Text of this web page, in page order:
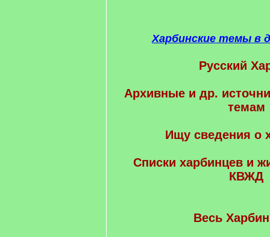
Харбинские темы в
Русский
Архивные и др.
темам
Ищу сведения о
Cписки харбинцев и
КВЖД
Весь